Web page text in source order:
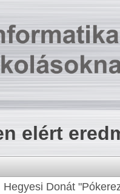
elért
Hegyesi Donát